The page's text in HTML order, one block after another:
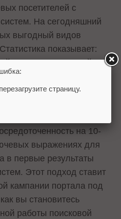
посетителей с
На сегодняшний
выгодный видов
показывает:
пришедших на сайт,
поисковой
на 10-
выражениях для
в первые результаты
Этот подход ставит
кампании портала под
вы становитесь
работы поисковой
страницу.